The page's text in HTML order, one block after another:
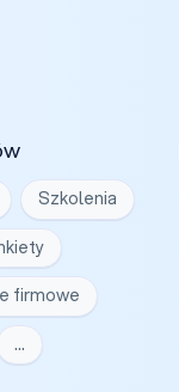
Szkolenia
firmowe
…